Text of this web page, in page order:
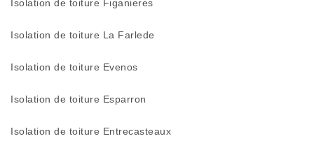
Isolation de toiture Figanieres
Isolation de toiture La Farlede
Isolation de toiture Evenos
Isolation de toiture Esparron
Isolation de toiture Entrecasteaux